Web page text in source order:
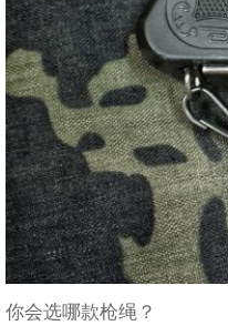
你会选哪款枪绳？